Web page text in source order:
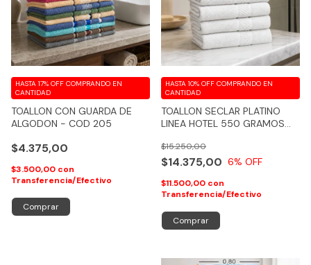
TOALLON CON GUARDA DE
ALGODON - COD 205
$4.375,00
HASTA 17% OFF COMPRANDO EN
CANTIDAD
$3.500,00 con
Transferencia/Efectivo
Comprar
TOALLON SECLAR PLATINO
LINEA HOTEL 550 GRAMOS
$14.375,00
$15.250,00
6% OFF
HASTA 10% OFF COMPRANDO EN
CANTIDAD
$11.500,00 con
Transferencia/Efectivo
Comprar